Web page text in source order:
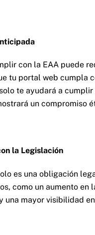
con la EAA puede
tu portal web cumpla
te ayudará a
un compromiso
la Legislación
es una obligación
como un aumento en
una mayor visibilidad